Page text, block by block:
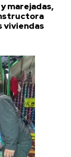
marejadas,
viviendas